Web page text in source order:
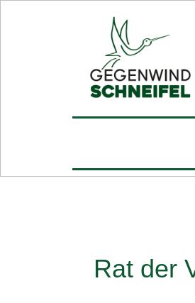
Rat der